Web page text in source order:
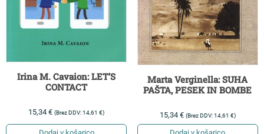
Irina M. Cavaion: LET’S
CONTACT
15,34€ (Brez DDV:14,61€)
Marta Verginella: SUHA
PAŠTA, PESEK IN BOMBE
15,34 € (Brez DDV:14,61 €)